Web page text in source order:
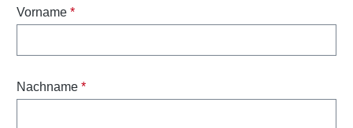
Vorname *
Nachname *